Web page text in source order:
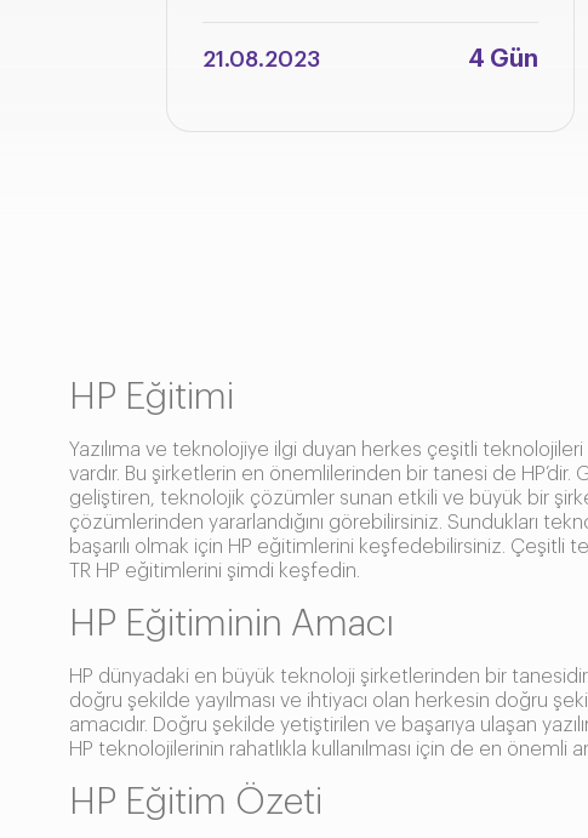
21.08.2023 4 Gün
HP Eğitimi
Yazılıma ve teknolojiye ilgi duyan herkes çeşitli
vardır. Bu şirketlerin en önemlilerinden bir tanesi de
geliştiren, teknolojik çözümler sunan etkili ve büyük bir
çözümlerinden yararlandığını görebilirsiniz. Sundukları
başarılı olmak için HP eğitimlerini keşfedebilirsiniz.
TR HP eğitimlerini şimdi keşfedin.
HP Eğitiminin Amacı
HP dünyadaki en büyük teknoloji şirketlerinden bir
doğru şekilde yayılması ve ihtiyacı olan herkesin doğru
amacıdır. Doğru şekilde yetiştirilen ve başarıya ulaşan
HP teknolojilerinin rahatlıkla kullanılması için de en önemli
HP Eğitim Özeti